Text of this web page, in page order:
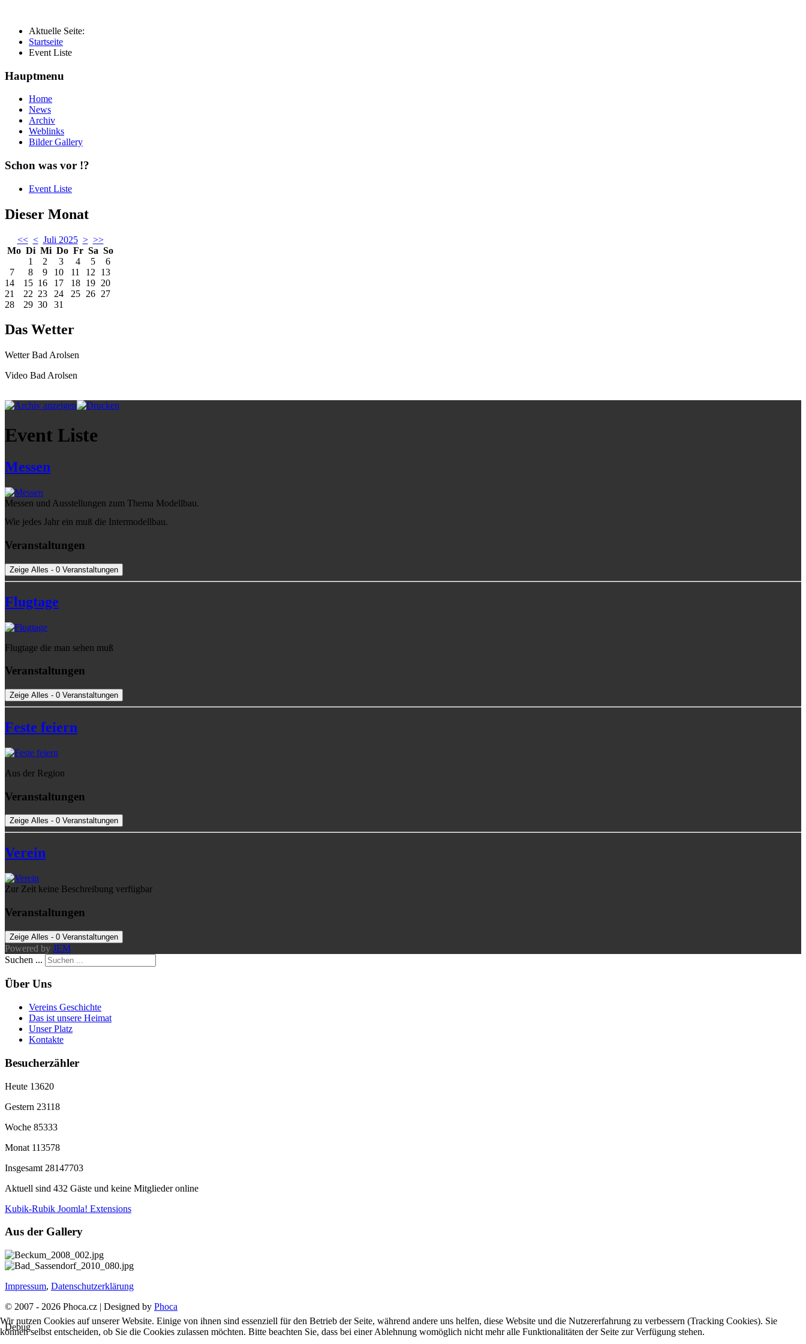
Aktuelle Seite:
Startseite
Event Liste
Hauptmenu
Home
News
Archiv
Weblinks
Bilder Gallery
Schon was vor !?
Event Liste
Dieser Monat
<< < Juli 2025 > >>
Mo Di Mi Do Fr Sa So
1
2 3 4 5
6
7
8 9 10 11 12
13
14
15 16 17 18 19 20
21
22 23 24 25 26 27
28
29 30 31
Das Wetter
Wetter Bad Arolsen
Video Bad Arolsen
Event Liste
Messen
Messen und Ausstellungen zum Thema Modellbau.
Wie jedes Jahr ein muß die Intermodellbau.
Veranstaltungen
Zeige Alles - 0 Veranstaltungen
Flugtage
Flugtage die man sehen muß
Veranstaltungen
Zeige Alles - 0 Veranstaltungen
Feste feiern
Aus der Region
Veranstaltungen
Zeige Alles - 0 Veranstaltungen
Verein
Zur Zeit keine Beschreibung verfügbar
Veranstaltungen
Zeige Alles - 0 Veranstaltungen
Powered by JEM
Suchen ...
Über Uns
Vereins Geschichte
Das ist unsere Heimat
Unser Platz
Kontakte
Besucherzähler
Heute 13620
Gestern 23118
Woche 85333
Monat 113578
Insgesamt 28147703
Aktuell sind 432 Gäste und keine Mitglieder online
Kubik-Rubik Joomla! Extensions
Aus der Gallery
Impressum, Datenschutzerklärung
© 2007 - 2026 Phoca.cz | Designed by Phoca
Debug
Wir nutzen Cookies auf unserer Website. Einige von ihnen sind essenziell für den Betrieb der Seite, während andere uns helfen, diese Website und die Nutzererfahrung zu verbessern (Tracking Cookies). Sie
können selbst entscheiden, ob Sie die Cookies zulassen möchten. Bitte beachten Sie, dass bei einer Ablehnung womöglich nicht mehr alle Funktionalitäten der Seite zur Verfügung stehen.